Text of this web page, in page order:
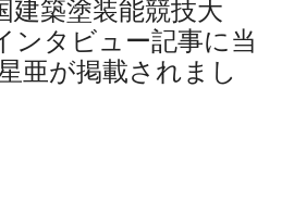
建築塗装能競技大
ンタビュー記事に当
亜が掲載されまし